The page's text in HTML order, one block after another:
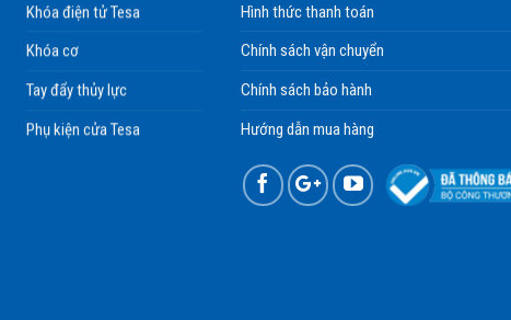
Khóa điện tử Tesa
Khóa cơ
Tay đẩy thủy lực
Phụ kiện cửa Tesa
Hình thức thanh toán
Chính sách vận chuyển
Chính sách bảo hành
Hướng dẫn mua hàng